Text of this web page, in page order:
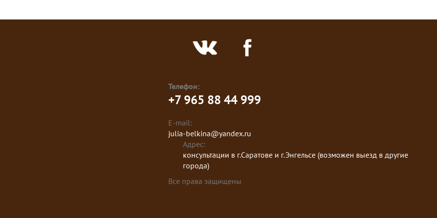
Телефон:
+7 965 88 44 999
E-mail:
julia-belkina@yandex.ru
Адрес:
консультации в г.Саратове и г.Энгельсе (возможен выезд в другие
города)
Все права защищены